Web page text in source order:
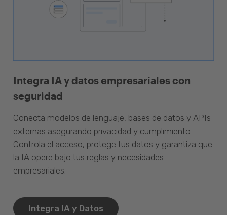
Integra IA y datos empresariales con
seguridad
Conecta modelos de lenguaje, bases de datos y APIs
externas asegurando privacidad y cumplimiento.
Controla el acceso, protege tus datos y garantiza que
la IA opere bajo tus reglas y necesidades
empresariales.
Integra IA y Datos